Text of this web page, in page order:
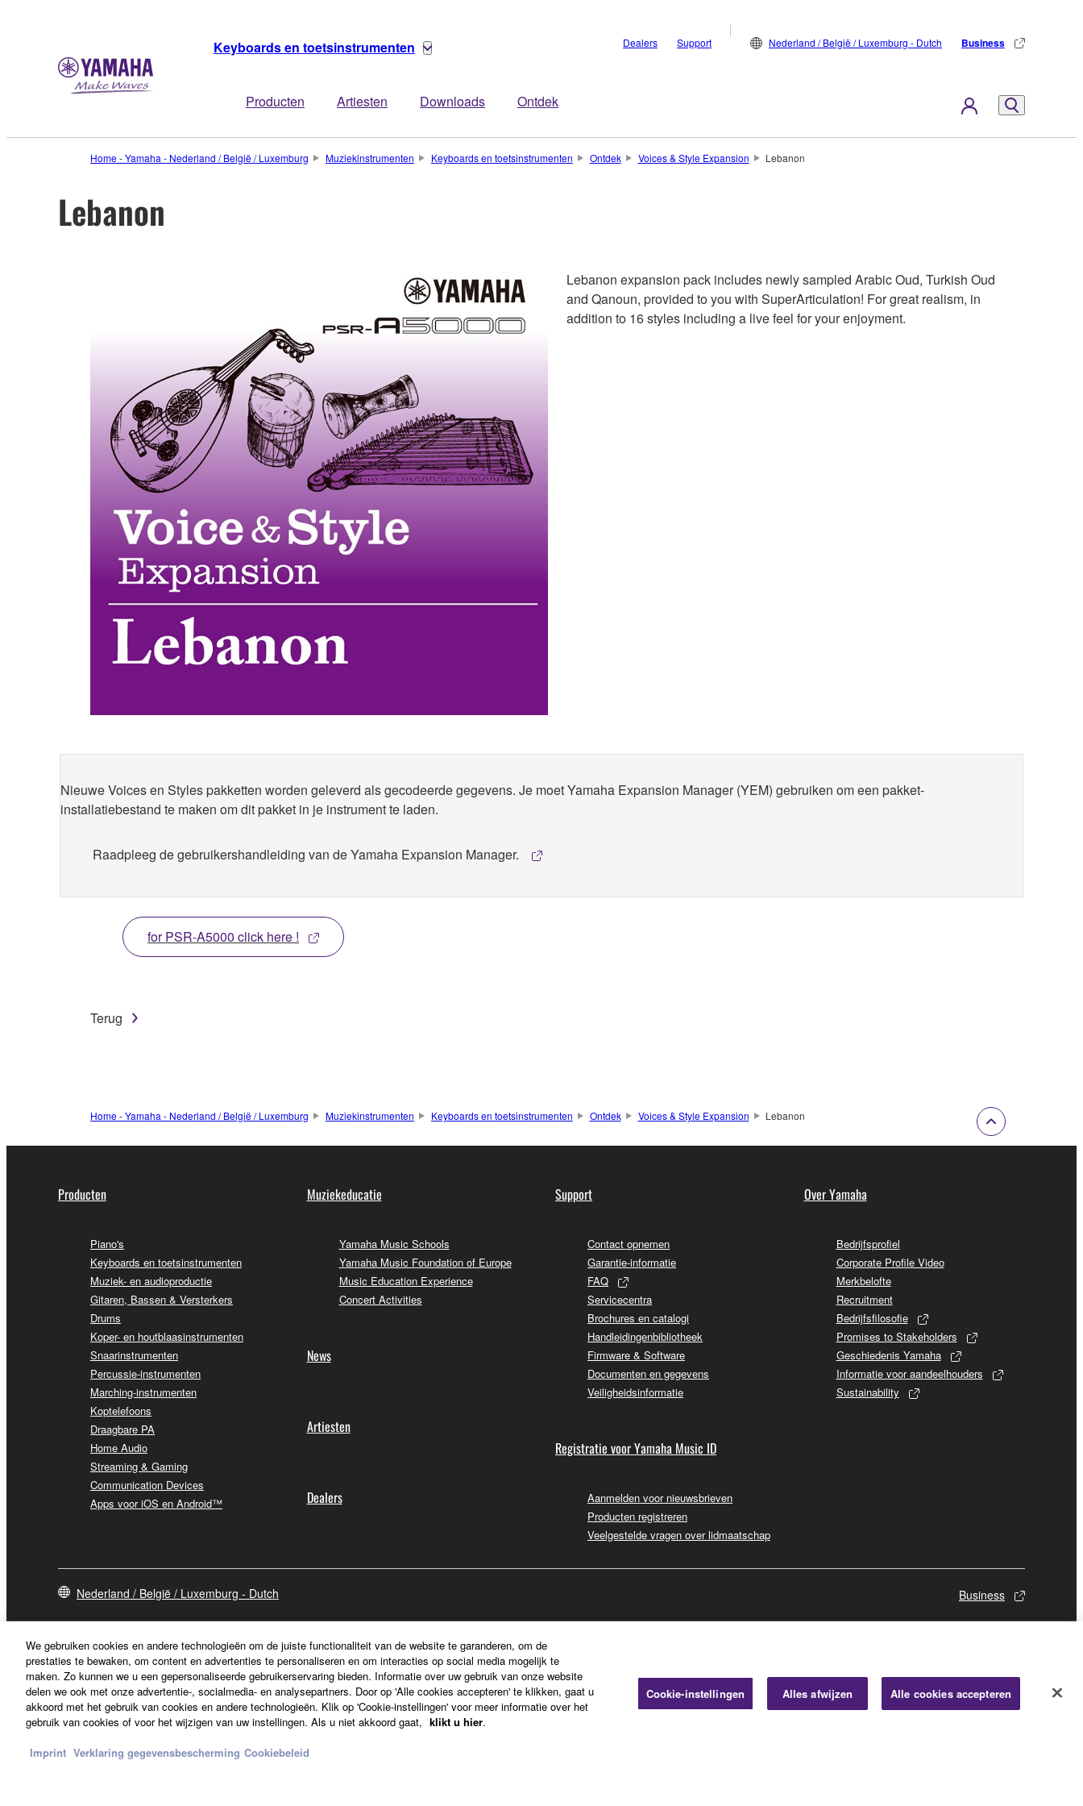
Keyboards en toetsinstrumenten
Producten Artiesten Downloads Ontdek
Dealers Support Nederland / België / Luxemburg - Dutch Business
Home - Yamaha - Nederland / België / Luxemburg Muziekinstrumenten Keyboards en toetsinstrumenten Ontdek Voices & Style Expansion Lebanon
Lebanon
Lebanon expansion pack includes newly sampled Arabic Oud, Turkish Oud
and Qanoun, provided to you with SuperArticulation! For great realism, in
addition to 16 styles including a live feel for your enjoyment.
Nieuwe Voices en Styles pakketten worden geleverd als gecodeerde gegevens. Je moet Yamaha Expansion Manager (YEM) gebruiken om een pakket-
installatiebestand te maken om dit pakket in je instrument te laden.
Raadpleeg de gebruikershandleiding van de Yamaha Expansion Manager.
for PSR-A5000 click here !
Terug
Home - Yamaha - Nederland / België / Luxemburg Muziekinstrumenten Keyboards en toetsinstrumenten Ontdek Voices & Style Expansion Lebanon
Producten
Piano's
Keyboards en toetsinstrumenten
Muziek- en audioproductie
Gitaren, Bassen & Versterkers
Drums
Koper- en houtblaasinstrumenten
Snaarinstrumenten
Percussie-instrumenten
Marching-instrumenten
Koptelefoons
Draagbare PA
Home Audio
Streaming & Gaming
Communication Devices
Apps voor iOS en Android™
Muziekeducatie
Yamaha Music Schools
Yamaha Music Foundation of Europe
Music Education Experience
Concert Activities
News
Artiesten
Dealers
Support
Contact opnemen
Garantie-informatie
FAQ
Servicecentra
Brochures en catalogi
Handleidingenbibliotheek
Firmware & Software
Documenten en gegevens
Veiligheidsinformatie
Registratie voor Yamaha Music ID
Aanmelden voor nieuwsbrieven
Producten registreren
Veelgestelde vragen over lidmaatschap
Over Yamaha
Bedrijfsprofiel
Corporate Profile Video
Merkbelofte
Recruitment
Bedrijfsfilosofie
Promises to Stakeholders
Geschiedenis Yamaha
Informatie voor aandeelhouders
Sustainability
Nederland / België / Luxemburg - Dutch Business
We gebruiken cookies en andere technologieën om de juiste functionaliteit van de website te garanderen, om de
prestaties te bewaken, om content en advertenties te personaliseren en om interacties op social media mogelijk te
maken. Zo kunnen we u een gepersonaliseerde gebruikerservaring bieden. Informatie over uw gebruik van onze website
delen we ook met onze advertentie-, socialmedia- en analysepartners. Door op 'Alle cookies accepteren' te klikken, gaat u
akkoord met het gebruik van cookies en andere technologieën. Klik op 'Cookie-instellingen' voor meer informatie over het
gebruik van cookies of voor het wijzigen van uw instellingen. Als u niet akkoord gaat, klikt u hier.
Imprint Verklaring gegevensbescherming Cookiebeleid
Cookie-instellingen Alles afwijzen Alle cookies accepteren